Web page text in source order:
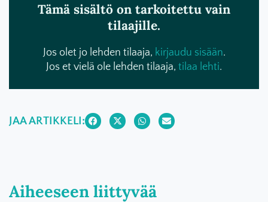
Tämä sisältö on tarkoitettu vain
tilaajille.
Jos olet jo lehden tilaaja, kirjaudu sisään.
Jos et vielä ole lehden tilaaja, tilaa lehti.
JAA ARTIKKELI:
Aiheeseen liittyvää